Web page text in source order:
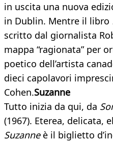
in uscita una nuova
in Dublin. Mentre il libro
scritto dal giornalista
mappa “ragionata” per
poetico dell’artista
dieci capolavori
Cohen.Suzanne
Tutto inizia da qui, da
(1967). Eterea, delicata,
Suzanneè il biglietto